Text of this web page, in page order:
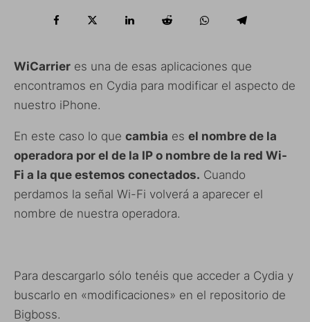
WiCarrier es una de esas aplicaciones que
encontramos en Cydia para modificar el aspecto de
nuestro iPhone.
En este caso lo que cambia es el nombre de la
operadora por el de la IP o nombre de la red Wi-
Fi a la que estemos conectados. Cuando
perdamos la señal Wi-Fi volverá a aparecer el
nombre de nuestra operadora.
Para descargarlo sólo tenéis que acceder a Cydia y
buscarlo en «modificaciones» en el repositorio de
Bigboss.